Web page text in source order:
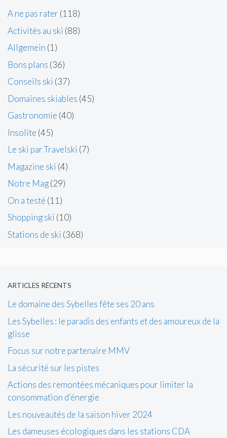
A ne pas rater (118)
Activités au ski (88)
Allgemein (1)
Bons plans (36)
Conseils ski (37)
Domaines skiables (45)
Gastronomie (40)
Insolite (45)
Le ski par Travelski (7)
Magazine ski (4)
Notre Mag(29)
On a testé (11)
Shopping ski (10)
Stations de ski (368)
ARTICLES RÉCENTS
Le domaine des Sybelles fête ses 20 ans
Les Sybelles : le paradis des enfants et des amoureux de la
glisse
Focus sur notre partenaire MMV
La sécurité sur les pistes
Actions des remontées mécaniques pour limiter la
consommation d’énergie
Les nouveautés de la saison hiver 2024
Les dameuses écologiques dans les stations CDA